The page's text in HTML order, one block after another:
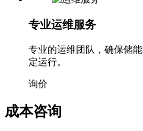
专业运维服务
专业的运维团队，确保储
定运行。
询价
成本咨询